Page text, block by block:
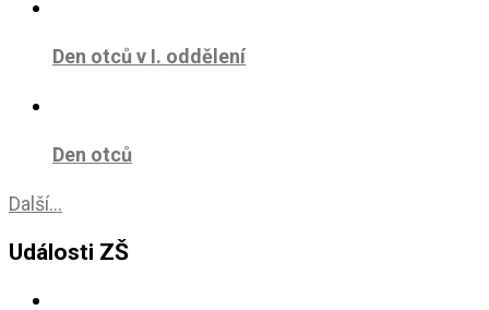
Den otců v I. oddělení
Den otců
Další...
Události ZŠ